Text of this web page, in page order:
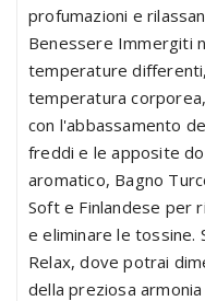
profumazioni e
Benessere Immergiti
temperature
temperatura
con l'abbassamento
freddi e le apposite
aromatico, Bagno
Soft e Finlandese per
e eliminare le tossine.
Relax, dove potrai
della preziosa